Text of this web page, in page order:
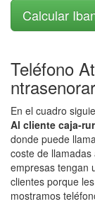
Calcular
Teléfono
En el cuadro
Al cliente caja-
donde puede
coste de
empresas tengan
clientes porque
mostramos